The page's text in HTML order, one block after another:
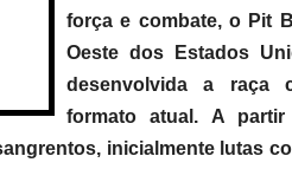
força e combate, o Pit
Oeste dos Estados
desenvolvida a raça
formato atual. A
inicialmente lutas